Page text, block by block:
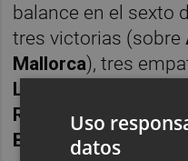
balance en el sexto
tres victorias (sobre
Mallorca), tres
Levante
Real Madrid,
Barça
).
Uso
datos